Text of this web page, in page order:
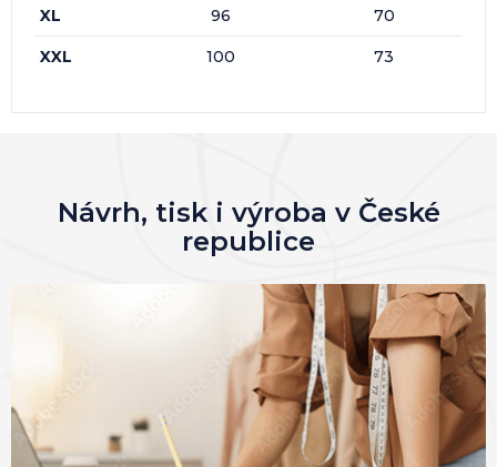
XL 96 70
XXL 100 73
Návrh, tisk i výroba v České
republice